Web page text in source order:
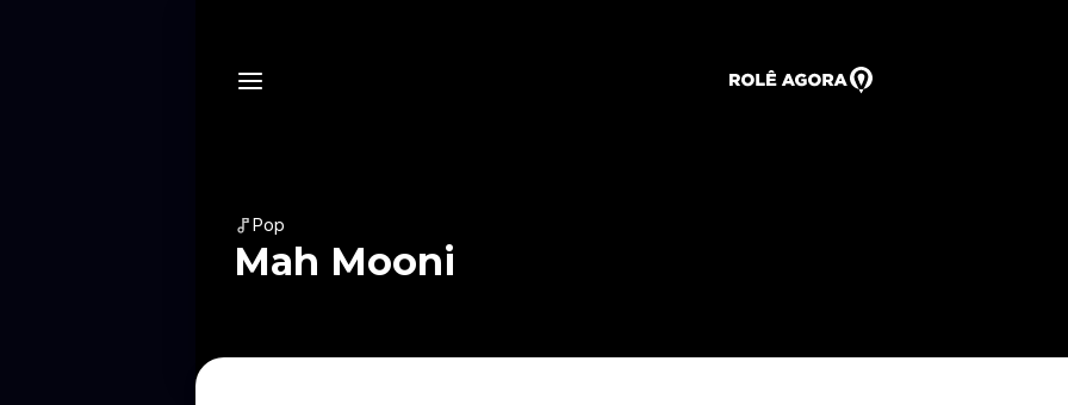
Pop
Mah Mooni